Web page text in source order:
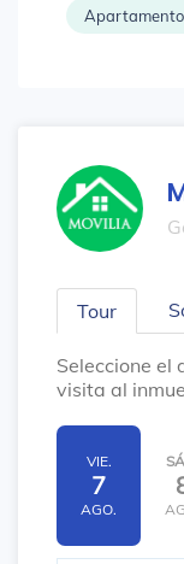
Tour
Seleccione el
visita al
VIE.
7
AGO.